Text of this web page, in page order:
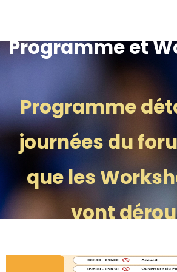
Programme et
Programme
journées du
que les
vont